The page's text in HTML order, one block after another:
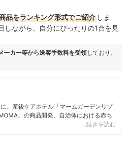
品をランキング形式でご紹介 しま
しながら、自分にぴったりの1台を見
ーカー等から送客手数料を受領しており、
。産後ケアホテル「マームガーデンリゾ
」の商品開発、自治体における赤ち
…続きを読む